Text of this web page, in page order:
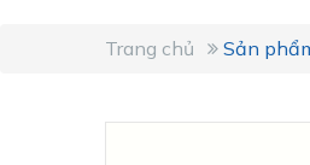
Trang chủ Sản